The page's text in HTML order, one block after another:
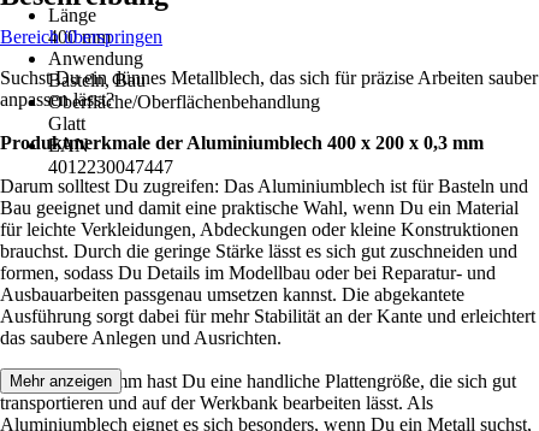
Länge
400 mm
Anwendung
Basteln, Bau
Oberfläche/Oberflächenbehandlung
Glatt
EAN
4012230047447
Bereich überspringen
Suchst Du ein dünnes Metallblech, das sich für präzise Arbeiten sauber
anpassen lässt?
Produktmerkmale der Aluminiumblech 400 x 200 x 0,3 mm
Darum solltest Du zugreifen: Das Aluminiumblech ist für Basteln und
Bau geeignet und damit eine praktische Wahl, wenn Du ein Material
für leichte Verkleidungen, Abdeckungen oder kleine Konstruktionen
brauchst. Durch die geringe Stärke lässt es sich gut zuschneiden und
formen, sodass Du Details im Modellbau oder bei Reparatur- und
Ausbauarbeiten passgenau umsetzen kannst. Die abgekantete
Ausführung sorgt dabei für mehr Stabilität an der Kante und erleichtert
das saubere Anlegen und Ausrichten.
Mit 400 x 200 mm hast Du eine handliche Plattengröße, die sich gut
transportieren und auf der Werkbank bearbeiten lässt. Als
Aluminiumblech eignet es sich besonders, wenn Du ein Metall suchst,
Mehr anzeigen